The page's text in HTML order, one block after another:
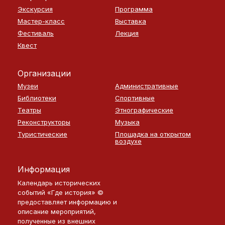
Экскурсия
Программа
Мастер-класс
Выставка
Фестиваль
Лекция
Квест
Организации
Музеи
Административные
Библиотеки
Спортивные
Театры
Этнографические
Реконструкторы
Музыка
Туристические
Площадка на открытом
воздухе
Информация
Календарь исторических
событий «Где история» ©
предоставляет информацию и
описание мероприятий,
полученные из внешних